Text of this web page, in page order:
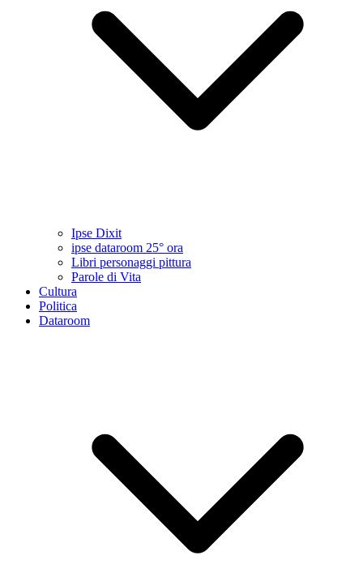
Ipse Dixit
ipse dataroom 25° ora
Libri personaggi pittura
Parole di Vita
Cultura
Politica
Dataroom